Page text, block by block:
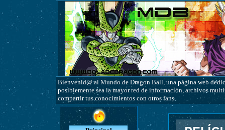
Bienvenid@ al Mundo de Dragon Ball, una página web
posiblemente sea la mayor red de información, archivos
compartir tus conocimientos con otros fans.